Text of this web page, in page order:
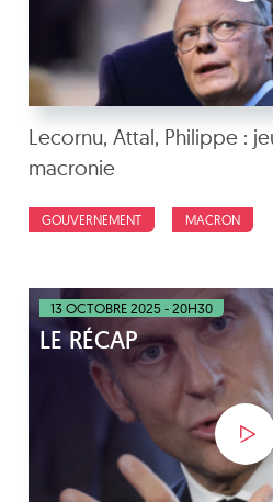
Lecornu, Attal, Philippe :
macronie
GOUVERNEMENT MACRON
13 OCTOBRE 2025 - 20H30
LE RÉCAP